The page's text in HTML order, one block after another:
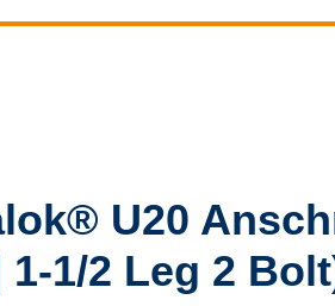
U20
1-1/2 Leg 2